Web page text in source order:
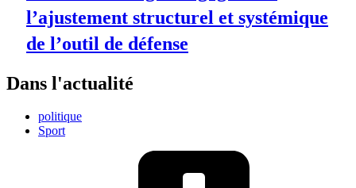
l’ajustement structurel et systémique
de l’outil de défense
Dans l'actualité
politique
Sport